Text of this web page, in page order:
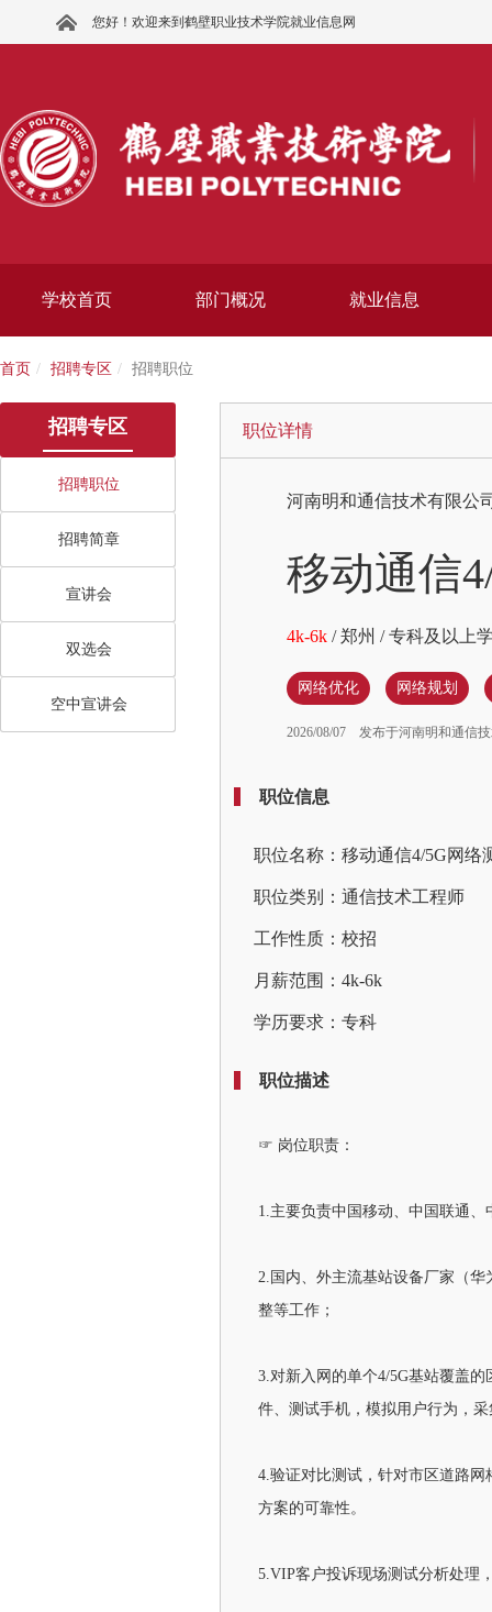
您好！欢迎来到鹤壁职业技术学院就业信息网
学校首页 部门概况 就业信息
首页 招聘专区 招聘职位
招聘专区
招聘职位
招聘简章
宣讲会
双选会
空中宣讲会
职位详情
河南明和通信技术有限公
移动通信
4k-6k /郑州 /专科及以上
网络优化 网络规划
2026/08/07 发布于河南明和通信
职位信息
职位名称：移动通信4/5G网络
职位类别：通信技术工程师
工作性质：校招
月薪范围：4k-6k
学历要求：专科
职位描述
☞ 岗位职责：
1.主要负责中国移动、中国联通
2.国内、外主流基站设备厂家（
整等工作；
3.对新入网的单个4/5G基站覆盖
件、测试手机，模拟用户行为，
4.验证对比测试，针对市区道路
方案的可靠性。
5.VIP客户投诉现场测试分析处理